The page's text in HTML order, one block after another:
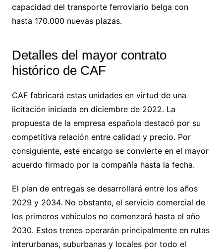
capacidad del transporte ferroviario belga con
hasta 170.000 nuevas plazas.
Detalles del mayor contrato
histórico de CAF
CAF fabricará estas unidades en virtud de una
licitación iniciada en diciembre de 2022. La
propuesta de la empresa española destacó por su
competitiva relación entre calidad y precio. Por
consiguiente, este encargo se convierte en el mayor
acuerdo firmado por la compañía hasta la fecha.
El plan de entregas se desarrollará entre los años
2029 y 2034. No obstante, el servicio comercial de
los primeros vehículos no comenzará hasta el año
2030. Estos trenes operarán principalmente en rutas
interurbanas, suburbanas y locales por todo el